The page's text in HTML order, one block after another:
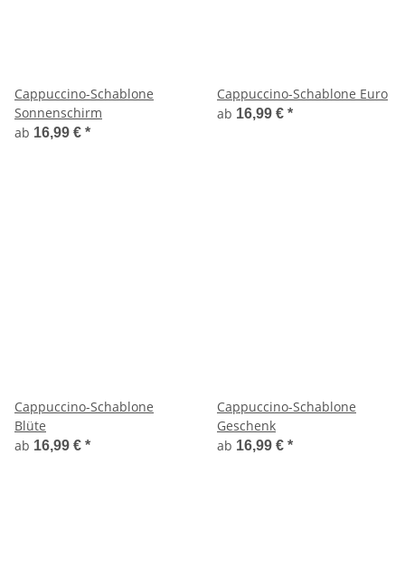
Cappuccino-Schablone
Sonnenschirm
ab 16,99 € *
Cappuccino-Schablone Euro
ab 16,99 € *
Cappuccino-Schablone
Blüte
ab 16,99 € *
Cappuccino-Schablone
Geschenk
ab 16,99 € *